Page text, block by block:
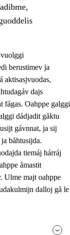
ávddama hárráj
berustimev ja
aktisasjvuodas,
dajs
fágas. Oahppe galggi
dádjadit gåktu
gávnnat, ja sij
båhtusijda.
tiemáj hárráj
åmastit
Ulme majt oahppe
dalloj gå le